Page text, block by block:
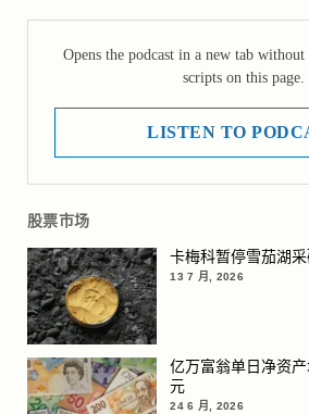
Opens the podcast in a new tab
scripts on this page.
LISTEN TO
股票市场
卡梅科暂停雪茄湖
13 7 月, 2026
亿万富翁单日净资
元
24 6 月, 2026